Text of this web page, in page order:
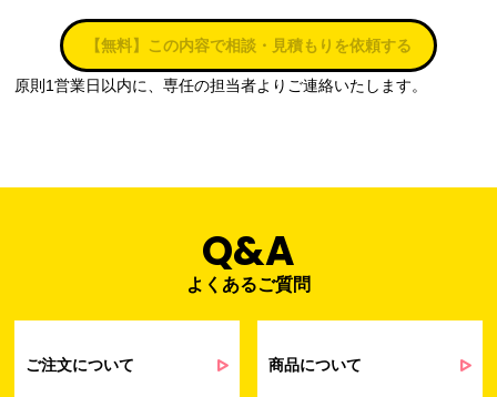
電話：087-847-2000
電子メール：info@rub-lab.com
正当な事業遂行の範囲内で利用いたします。
個人情報の利用目的
当社通信販売における受発注業務のため
るアンケート等の収集・分析・統計のため
【無料】この内容で相談・見積もりを依頼する
原則1営業日以内に、専任の担当者よりご連絡いたします。
Q&A
よくあるご質問
ご注文について 商品について